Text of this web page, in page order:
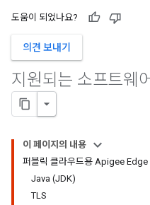
도움이 되었나요?
의견 보내기
지원되는 소프트웨
이 페이지의 내용
퍼블릭 클라우드용 Apigee Edge
Java (JDK)
TLS